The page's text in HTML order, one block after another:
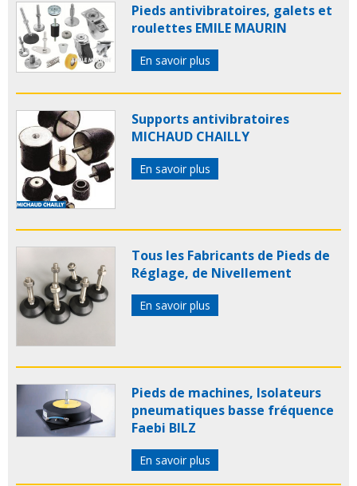
Pieds antivibratoires, galets et
roulettes EMILE MAURIN
En savoir plus
Supports antivibratoires
MICHAUD CHAILLY
En savoir plus
Tous les Fabricants de Pieds de
Réglage, de Nivellement
En savoir plus
Pieds de machines, Isolateurs
pneumatiques basse fréquence
Faebi BILZ
En savoir plus